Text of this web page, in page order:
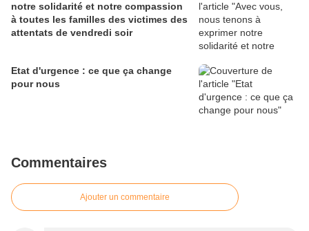
notre solidarité et notre compassion
à toutes les familles des victimes des
attentats de vendredi soir
Etat d'urgence : ce que ça change
pour nous
Commentaires
Ajouter un commentaire